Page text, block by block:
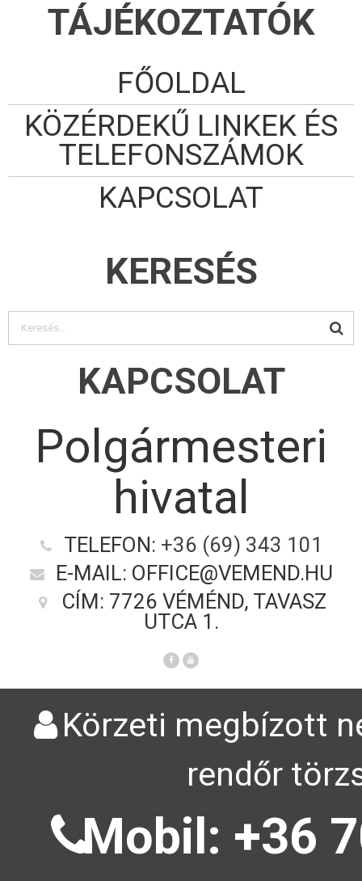
TÁJÉKOZTATÓK
FŐOLDAL
KÖZÉRDEKŰ LINKEK ÉS
TELEFONSZÁMOK
KAPCSOLAT
KERESÉS
KAPCSOLAT
Polgármesteri
hivatal
TELEFON: +36 (69) 343 101
E-MAIL: OFFICE@VEMEND.HU
CÍM: 7726 VÉMÉND, TAVASZ
UTCA 1.
Körzeti megbízott
rendőr
Mobil: +36